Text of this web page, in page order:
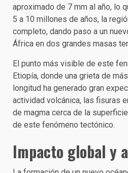
aproximado de 7 mm al año, lo
5 a 10 millones de años, la
completo, dando paso a un
África en dos grandes masas
El punto más visible de este
Etiopía, donde una grieta de
longitud ha generado gran
actividad volcánica, las fisuras
de magma cerca de la
de este fenómeno tectónico.
Impacto global y